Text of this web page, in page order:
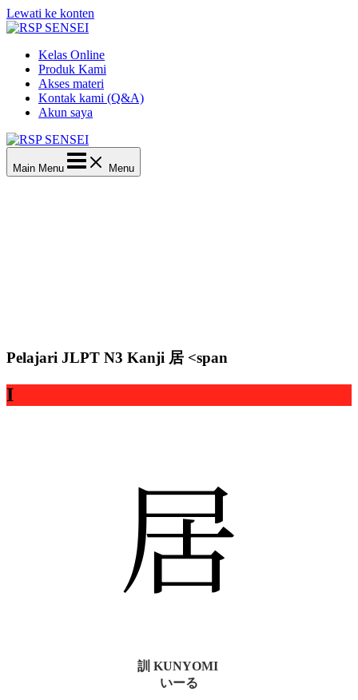
Lewati ke konten
Kelas Online
Produk Kami
Akses materi
Kontak kami (Q&A)
Akun saya
Main Menu Menu
Pelajari JLPT N3 Kanji 居 <span
I
居
訓 KUNYOMI
いーる